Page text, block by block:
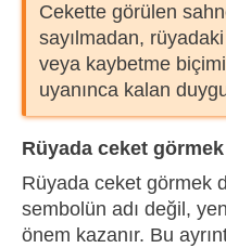
Cekette görülen
sayılmadan,
veya kaybetme
uyanınca kalan
Rüyada ceket
Rüyada ceket görmek
sembolün adı değil,
önem kazanır. Bu